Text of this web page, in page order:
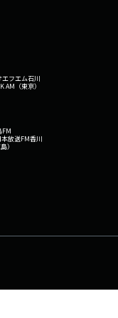
エフエム石川
AM（東京）
FM
本放送FM香川
）